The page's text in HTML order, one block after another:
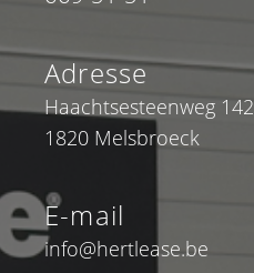
Adresse
Haachtsesteenweg 142
1820 Melsbroeck
E-mail
info@hertlease.be